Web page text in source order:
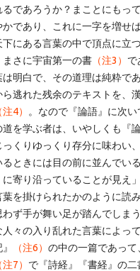
であろうか？まことにもっ
であり、これに一字を増せ
にある言葉の中で頂点に立
さに宇宙第一の書（注3） で
明白で、その道理は純粋で
逃れた残余のテキストを、
4）
。なので『論語』に次
を学ぶ者は、いやしくも『
くりゆっくり存分に味わい
ときには目の前に並んでい
寄り沿っていることが見え
を掛けられたかのように読
ず手が舞い足が踏んでしま
々の入り乱れた言葉によっ
（注6） の中の一篇であっ
7） で『詩経』『書経』の